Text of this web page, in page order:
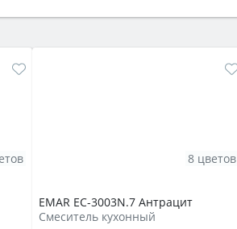
от детей).
EMAR EC-3003N.7 Антрацит
Смеситель кухонный
8 цветов